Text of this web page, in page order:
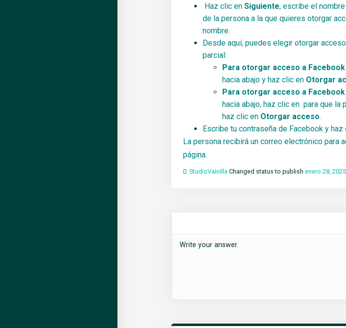
Haz clic en Siguiente, escribe el
de la persona a la que quieres otorgar
nombre.
Desde aquí, puedes elegir otorgar
parcial:
Para otorgar acceso a
hacia abajo y haz clic en Otorgar
Para otorgar acceso a
hacia abajo, haz clic en para que la
haz clic en Otorgar acceso.
Escribe tu contraseña de Facebook y haz
La persona recibirá un correo electrónico para
página.
StudioVainilla Changed status to publish enero 28, 2025
Write your answer.